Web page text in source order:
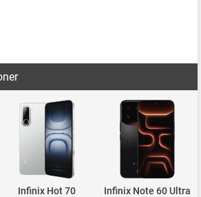
Infinix Hot 70 Infinix Note 60 Ultra